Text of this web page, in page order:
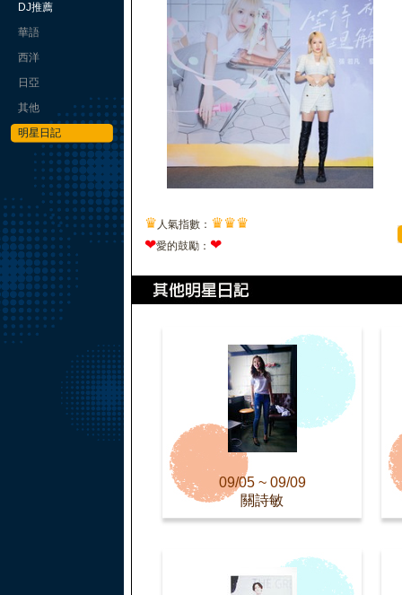
DJ推薦
華語
西洋
日亞
其他
明星日記
♛ 人氣指數： ♛♛♛
❤愛的鼓勵： ❤
09/05 ~ 09/09
關詩敏